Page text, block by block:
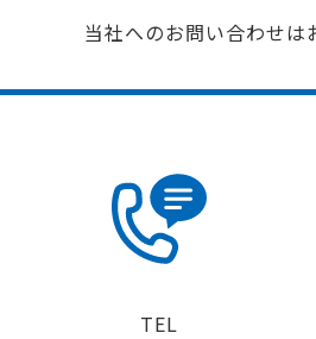
当社へのお問い合わせは
TEL